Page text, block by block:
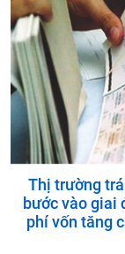
Thị trường
bước vào giai
phí vốn tăng